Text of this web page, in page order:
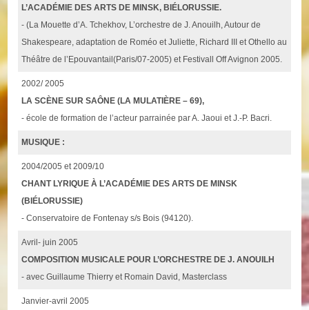
L’ACADÉMIE DES ARTS DE MINSK, BIÉLORUSSIE.
- (La Mouette d’A. Tchekhov, L’orchestre de J. Anouilh, Autour de
Shakespeare, adaptation de Roméo et Juliette, Richard III et Othello au
Théâtre de l’Epouvantail(Paris/07-2005) et Festivall Off Avignon 2005.
2002/ 2005
LA SCÈNE SUR SAÔNE (LA MULATIÈRE – 69),
- école de formation de l’acteur parrainée par A. Jaoui et J.-P. Bacri.
MUSIQUE :
2004/2005 et 2009/10
CHANT LYRIQUE À L’ACADÉMIE DES ARTS DE MINSK
(BIÉLORUSSIE)
- Conservatoire de Fontenay s/s Bois (94120).
Avril- juin 2005
COMPOSITION MUSICALE POUR L’ORCHESTRE DE J. ANOUILH
- avec Guillaume Thierry et Romain David, Masterclass
Janvier-avril 2005